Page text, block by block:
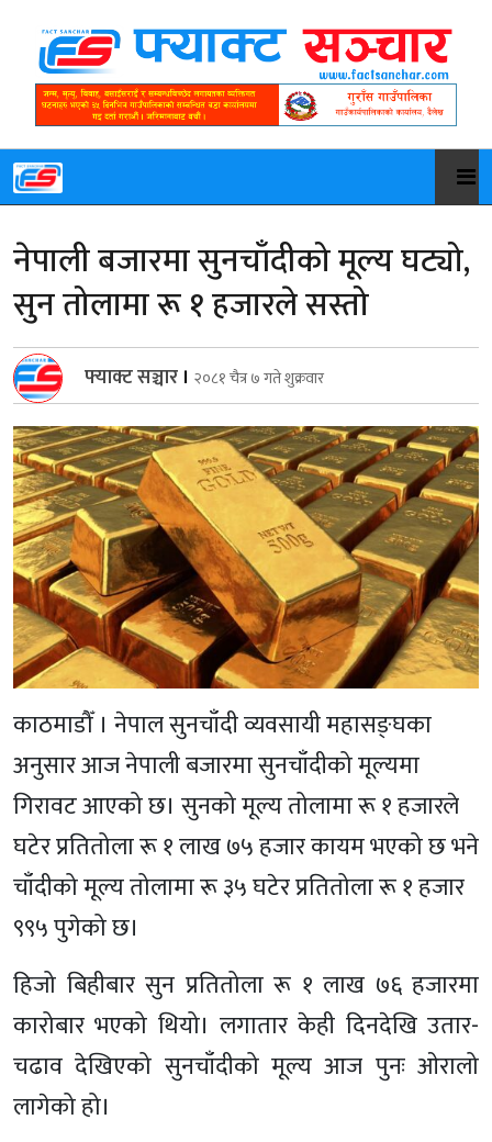
नेपाली बजारमा सुनचाँदीको मूल्य घट्यो,
सुन तोलामा रू १ हजारले सस्तो
फ्याक्ट सञ्चार । २०८१ चैत्र ७ गते शुक्रवार
काठमाडौँ । नेपाल सुनचाँदी व्यवसायी महासङ्घका
अनुसार आज नेपाली बजारमा सुनचाँदीको मूल्यमा
गिरावट आएको छ। सुनको मूल्य तोलामा रू १ हजारले
घटेर प्रतितोला रू १ लाख ७५ हजार कायम भएको छ भने
चाँदीको मूल्य तोलामा रू ३५ घटेर प्रतितोला रू १ हजार
९९५ पुगेको छ।
हिजो बिहीबार सुन प्रतितोला रू १ लाख ७६ हजारमा
कारोबार भएको थियो। लगातार केही दिनदेखि उतार-
चढाव देखिएको सुनचाँदीको मूल्य आज पुनः ओरालो
लागेको हो।